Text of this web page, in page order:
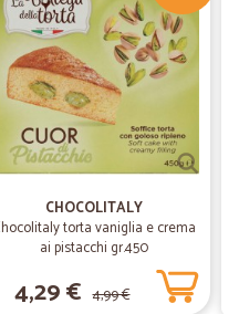
—Trustpilot
5 stelle veramente meritate
E' la seconda volta, con account
della Val d'oca che trovo
velocissima.
—
Ho trovato efficenza sul sito…
Ho trovato efficenza sul sito
CHOCOLITALY
torta vaniglia e crema
ai pistacchi gr.450
4,29 € 4,99 €